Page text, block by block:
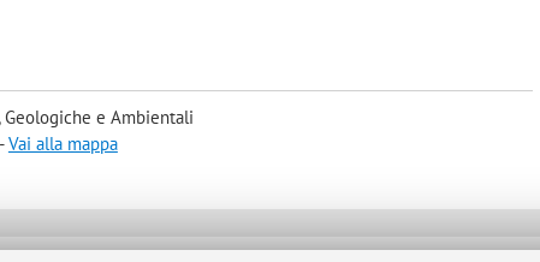
e Ambientali
Vai alla mappa